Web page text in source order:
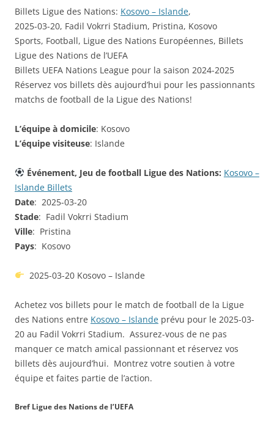
Billets Ligue des Nations: Kosovo – Islande,
2025-03-20, Fadil Vokrri Stadium, Pristina, Kosovo
Sports, Football, Ligue des Nations Européennes, Billets
Ligue des Nations de l’UEFA
Billets UEFA Nations League pour la saison 2024-2025
Réservez vos billets dès aujourd’hui pour les passionnants
matchs de football de la Ligue des Nations!
L’équipe à domicile: Kosovo
L’équipe visiteuse: Islande
Événement, Jeu de football Ligue des Nations: Kosovo –
Islande Billets
Date: 2025-03-20
Stade: Fadil Vokrri Stadium
Ville: Pristina
Pays: Kosovo
2025-03-20 Kosovo – Islande
Achetez vos billets pour le match de football de la Ligue
des Nations entre Kosovo – Islande prévu pour le 2025-03-
20 au Fadil Vokrri Stadium. Assurez-vous de ne pas
manquer ce match amical passionnant et réservez vos
billets dès aujourd’hui. Montrez votre soutien à votre
équipe et faites partie de l’action.
Bref Ligue des Nations de l’UEFA